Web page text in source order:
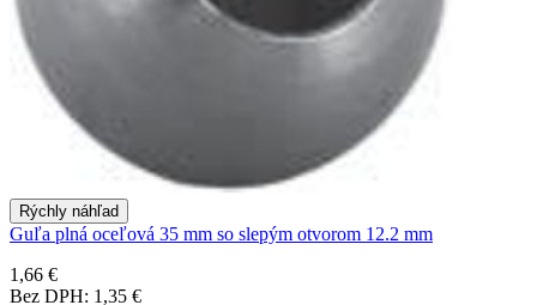
Rýchly náhľad
Guľa plná oceľová 35 mm so slepým otvorom 12.2 mm
1,66 €
Bez DPH: 1,35 €